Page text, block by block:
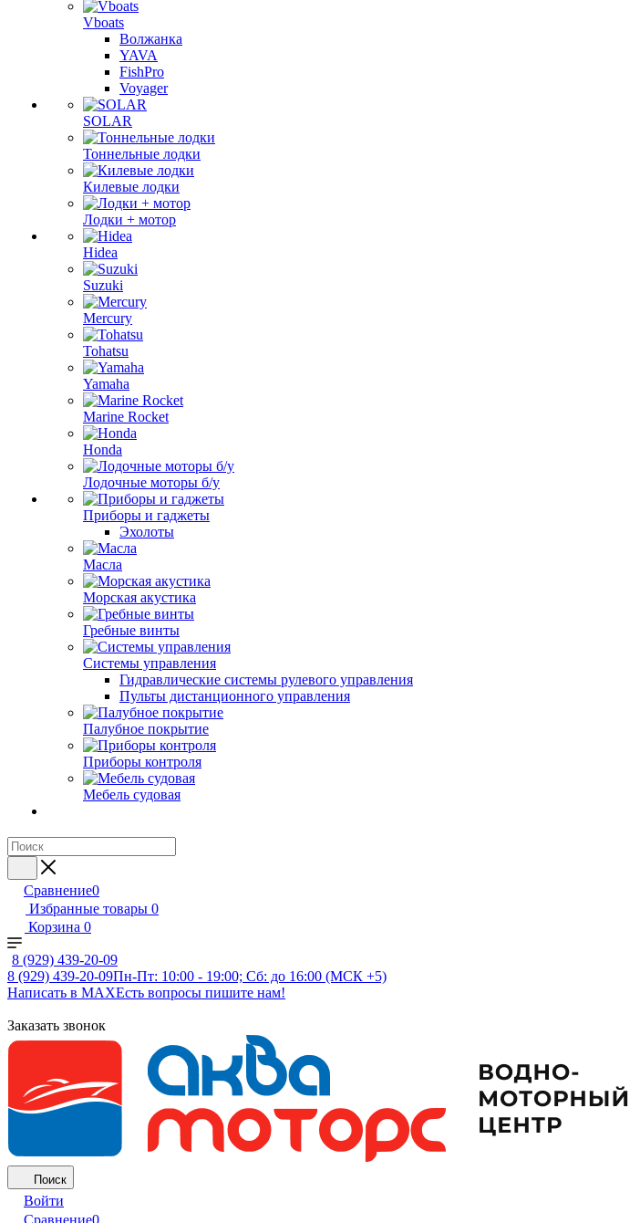
Vboats
Волжанка
YAVA
FishPro
Voyager
SOLAR
Тоннельные лодки
Килевые лодки
Лодки + мотор
Hidea
Suzuki
Mercury
Tohatsu
Yamaha
Marine Rocket
Honda
Лодочные моторы б/у
Приборы и гаджеты
Эхолоты
Масла
Морская акустика
Гребные винты
Системы управления
Гидравлические системы рулевого управления
Пульты дистанционного управления
Палубное покрытие
Приборы контроля
Мебель судовая
Сравнение0
Избранные товары 0
Корзина 0
8 (929) 439-20-09
8 (929) 439-20-09Пн-Пт: 10:00 - 19:00; Сб: до 16:00 (МСК +5)
Написать в MAXЕсть вопросы пишите нам!
Заказать звонок
Поиск
Войти
Сравнение0